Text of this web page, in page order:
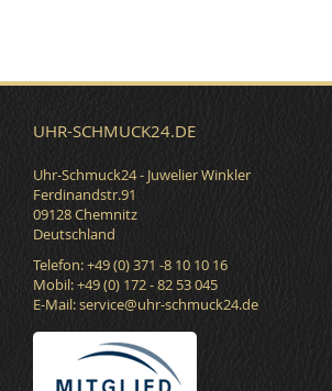
UHR-SCHMUCK24.DE
Uhr-Schmuck24 - Juwelier Winkler
Ferdinandstr.91
09128 Chemnitz
Deutschland
Telefon: +49 (0) 371 -8 10 10 16
Mobil: +49 (0) 172 - 82 53 045
E-Mail:service@uhr-schmuck24.de